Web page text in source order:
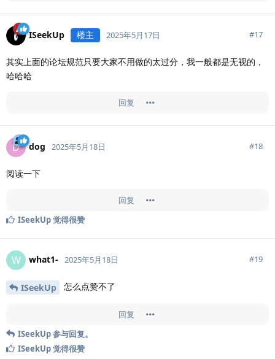
ISeekUp 楼主 2025年5月17日 #17
其实上面的论坛规范只要大家不用做的太过分，我一般都是无视的，
哈哈哈
回复
D dog 2025年5月18日 #18
阅读一下
回复
ISeekUp觉得很赞
W what1- 2025年5月18日 #19
ISeekUp 怎么点赞不了
回复
ISeekUp参与回复。
ISeekUp觉得很赞